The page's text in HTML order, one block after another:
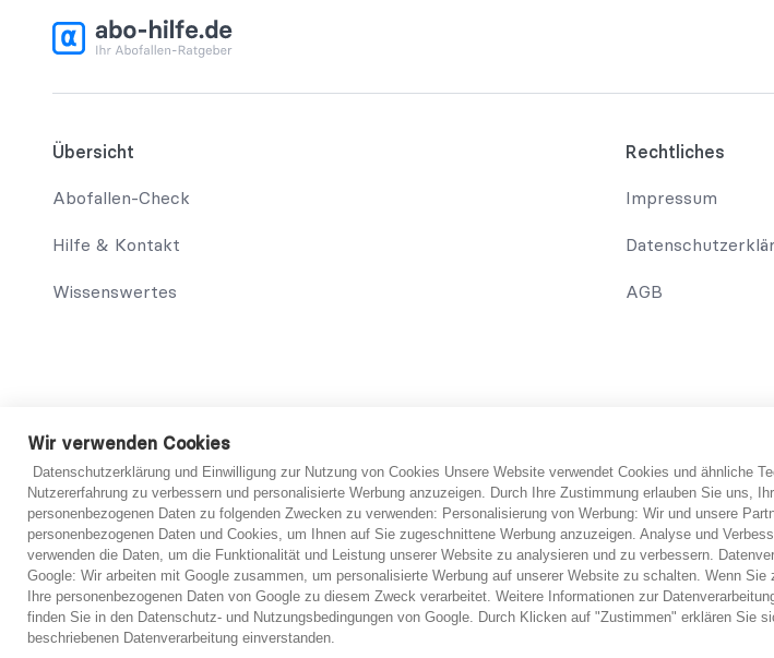
Übersicht
Abofallen-Check
Hilfe & Kontakt
Wissenswertes
Rechtliches
Impressum
AGB
*Hinweis: abo-hilfe.de dient als informative Website. Der Verbraucher erhält Informationen und
Verbraucher sowie das Ausfüllen des Fragebogens können ebenfalls telefonisch erfolgen. Dabei
Informationserteilung, werden dem Verbraucher Kontakte zu Rechtsanwälten ermöglicht. Die
Ersteinschätzung vorzubereiten. Grundsätzlich ist jedoch immer eine individuelle Prüfung in jedem
verbindliche Einschätzung von einem Anwalt getroffen werden.
Wir verwenden Cookies
Datenschutzerklärung und Einwilligung zur Nutzung von Cookies Unsere Website verwendet Cookies und ähnliche
Nutzererfahrung zu verbessern und personalisierte Werbung anzuzeigen. Durch Ihre Zustimmung erlauben Sie uns,
personenbezogenen Daten zu folgenden Zwecken zu verwenden: Personalisierung von Werbung: Wir und unsere
personenbezogenen Daten und Cookies, um Ihnen auf Sie zugeschnittene Werbung anzuzeigen. Analyse und
verwenden die Daten, um die Funktionalität und Leistung unserer Website zu analysieren und zu verbessern.
Google: Wir arbeiten mit Google zusammen, um personalisierte Werbung auf unserer Website zu schalten. Wenn Sie
Ihre personenbezogenen Daten von Google zu diesem Zweck verarbeitet. Weitere Informationen zur
finden Sie in den Datenschutz- und Nutzungsbedingungen von Google. Durch Klicken auf "Zustimmen" erklären Sie
beschriebenen Datenverarbeitung einverstanden.